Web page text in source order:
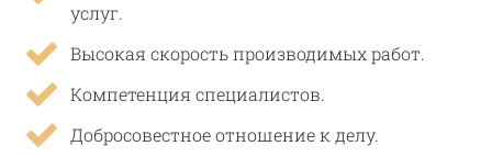
услуг.
Высокая скорость производимых работ.
Компетенция специалистов.
Добросовестное отношение к делу.